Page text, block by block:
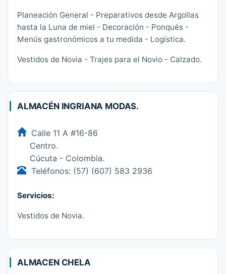
Planeación General - Preparativos desde Argollas
hasta la Luna de miel - Decoración - Ponqués -
Menús gastronómicos a tu medida - Logística.
Vestidos de Novia - Trajes para el Novio - Calzado.
ALMACÉN INGRIANA MODAS.
Calle 11 A #16-86
Centro.
Cúcuta - Colombia.
Teléfonos: (57) (607) 583 2936
Servicios:
Vestidos de Novia.
ALMACEN CHELA